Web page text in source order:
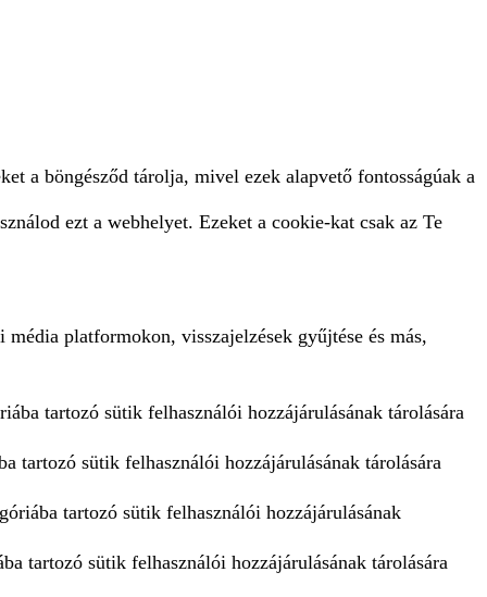
a böngésződ tárolja, mivel ezek alapvető fontosságúak a
ezt a webhelyet. Ezeket a cookie-kat csak az Te
platformokon, visszajelzések gyűjtése és más,
tartozó sütik felhasználói hozzájárulásának tárolására
tartozó sütik felhasználói hozzájárulásának tárolására
tartozó sütik felhasználói hozzájárulásának
tartozó sütik felhasználói hozzájárulásának tárolására